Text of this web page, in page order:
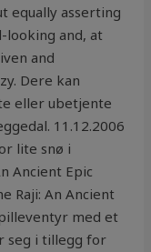
equally asserting
looking and, at
and
Dere kan
eller ubetjente
11.12.2006
lite snø i
Ancient Epic
Raji: An Ancient
med et
seg i tillegg for